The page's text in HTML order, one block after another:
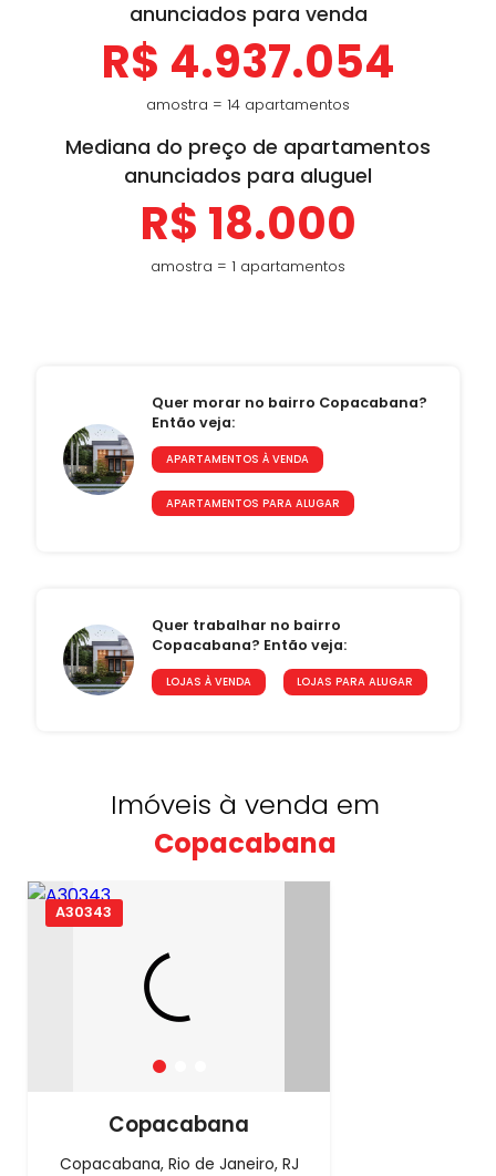
anunciados para venda
R$ 4.937.054
amostra = 14 apartamentos
Mediana do preço de apartamentos
anunciados para aluguel
R$ 18.000
amostra = 1 apartamentos
Quer morar no bairro Copacabana?
Então veja:
APARTAMENTOS À VENDA
APARTAMENTOS PARA ALUGAR
Quer trabalhar no bairro
Copacabana? Então veja:
LOJAS À VENDA LOJAS PARA ALUGAR
Imóveis à venda em
Copacabana
A30343
Copacabana
Copacabana, Rio de Janeiro, RJ